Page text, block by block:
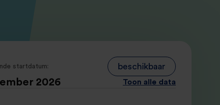
startdatum: beschikbaar
2026 Toon alle data